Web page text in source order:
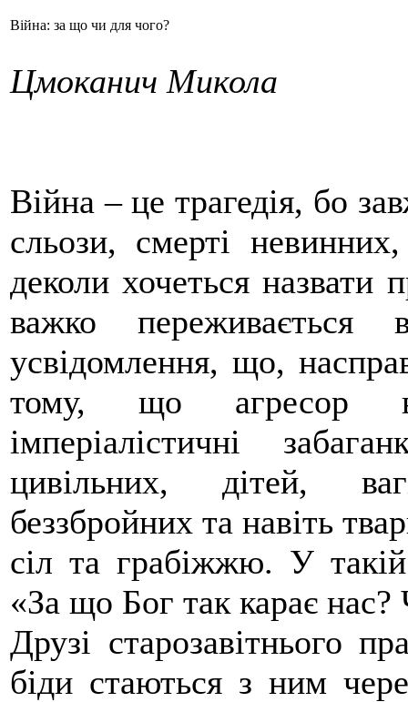
Війна: за що чи для чого?
Цмоканич Микола
Війна – це трагедія, бо
сльози, смерті
деколи хочеться назвати
важко переживається
усвідомлення, що,
тому, що агресор
імперіалістичні
цивільних, дітей,
беззбройних та навіть
сіл та грабіжжю. У
«За що Бог так карає нас?
Друзі старозавітнього
біди стаються з ним